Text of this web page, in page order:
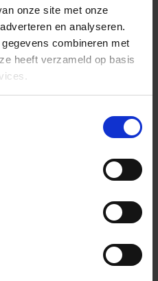
onze site met onze
en analyseren.
combineren met
heeft verzameld op basis